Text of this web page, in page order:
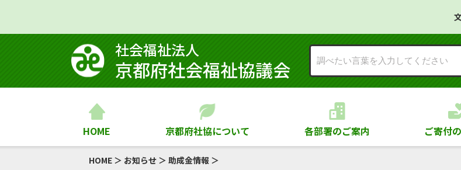
社会福祉法⼈
京都府社会福祉協議会
HOME 京都府社協について 各部署のご案内 ご寄付
HOME ＞ お知らせ ＞ 助成金情報 ＞